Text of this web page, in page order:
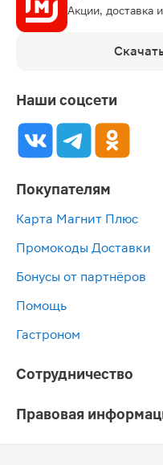
Акции, доставка
Наши соцсети
Покупателям
Карта Магнит Плюс
Промокоды Доставки
Бонусы от партнёров
Помощь
Гастроном
Сотрудничество
Правовая